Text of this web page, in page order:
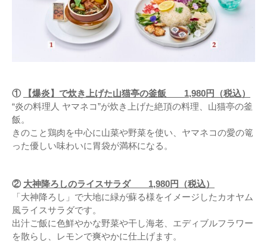
①
【爆炎】で炊き上げた山猫亭の釜飯 1,980円（税込）
“炎の料理人 ヤマネコ”が炊き上げた絶頂の料理、山猫亭の釜
飯。
きのこと鶏肉を中心に山菜や野菜を使い、ヤマネコの愛の篭
った優しい味わいに胃袋が満杯になる。
② 大神降ろしのライスサラダ 1,980円（税込）
「大神降ろし」で大地に緑が蘇る様をイメージしたカオヤム
風ライスサラダです。
出汁ご飯に色鮮やかな野菜や干し海老、エディブルフラワー
を散らし、レモンで爽やかに仕上げます。